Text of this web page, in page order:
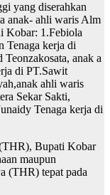
yang diserahkan
anak- ahli waris Alm
Kobar: 1.Febiola
Tenaga kerja di
anak a
di PT.Sawit
ahli waris
Sekar Sakti,
Tenaga kerja di
Bupati Kobar
maupun
(THR) tepat pada